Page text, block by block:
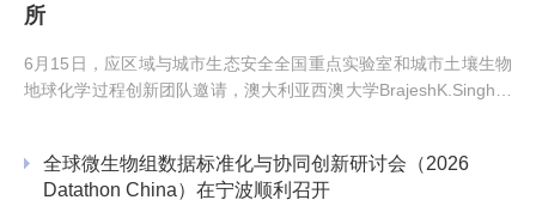
所
6月15日，应区域与城市生态安全全国重点实验室和城市土壤生物
地球化学过程创新团队邀请，澳大利亚西澳大学BrajeshK.Singh教
全球微生物组数据标准化与协同创新研讨会（2026
Datathon China）在宁波顺利召开